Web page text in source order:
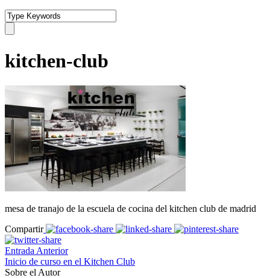
kitchen-club
mesa de tranajo de la escuela de cocina del kitchen club de madrid
Compartir
Entrada Anterior
Inicio de curso en el Kitchen Club
Sobre el Autor